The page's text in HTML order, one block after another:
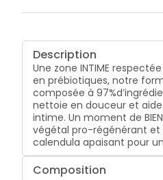
Description
Une zone INTIME
en prébiotiques, notre
composée à
nettoie en douceur et aide
intime. Un moment de
végétal pro-régénérant et
calendula apaisant pour
Composition